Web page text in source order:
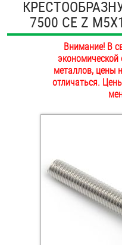
ОПЛАТА И ДОСТАВКА
НАШИ МАГАЗИНЫ
Втулки
Дюбели
Инструмент
Крюки, кольца с
7500 CE Z
Внимание! В
металлов, цены
отличаться.